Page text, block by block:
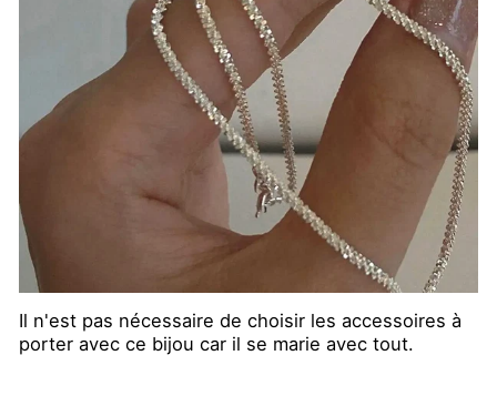
Il n'est pas nécessaire de choisir les accessoires à
porter avec ce bijou car il se marie avec tout.